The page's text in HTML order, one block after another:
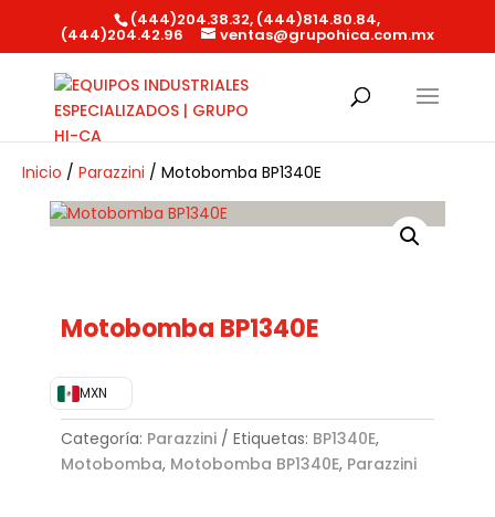
(444)204.38.32, (444)814.80.84,
(444)204.42.96 ventas@grupohica.com.mx
Inicio / Parazzini / Motobomba BP1340E
Motobomba BP1340E
MXN
Categoría: Parazzini Etiquetas: BP1340E,
Motobomba, Motobomba BP1340E, Parazzini